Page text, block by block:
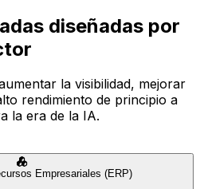
diseñadas por
la visibilidad, mejorar
rendimiento de principio a
la era de la IA.
Empresariales (ERP)